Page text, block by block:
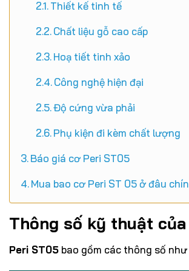
Thiết kế tinh tế
Chất liệu gỗ cao cấp
Hoạ tiết tinh xảo
Công nghệ hiện đại
Độ cứng vừa phải
Phụ kiện đi kèm chất lượng
Báo giá cơ Peri ST05
Mua bao cơ Peri ST 05 ở đâu
Thông số kỹ thuật
Peri ST05 bao gồm các thông số như